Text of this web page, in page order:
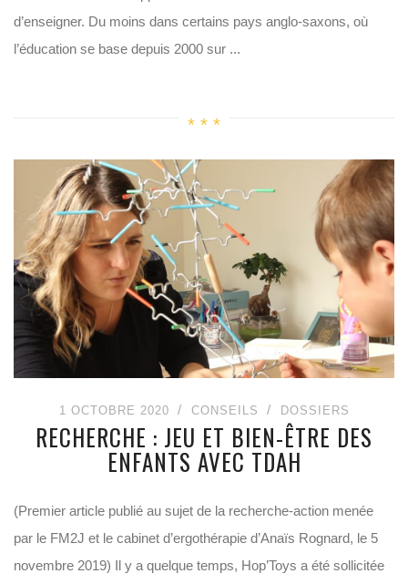
d’enseigner. Du moins dans certains pays anglo-saxons, où
l’éducation se base depuis 2000 sur ...
1 OCTOBRE 2020 CONSEILS DOSSIERS
RECHERCHE : JEU ET BIEN-ÊTRE DES
ENFANTS AVEC TDAH
(Premier article publié au sujet de la recherche-action menée
par le FM2J et le cabinet d’ergothérapie d’Anaïs Rognard, le 5
novembre 2019) Il y a quelque temps, Hop’Toys a été sollicitée